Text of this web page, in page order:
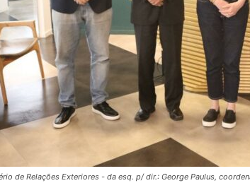
de Relações Exteriores - da esq. p/ dir.: George Paulus,